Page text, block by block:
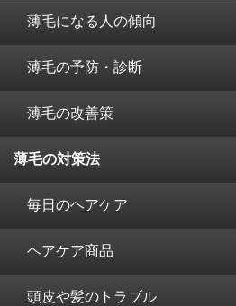
薄毛になる人の傾向
薄毛の予防・診断
薄毛の改善策
薄毛の対策法
毎日のヘアケア
ヘアケア商品
頭皮や髪のトラブル